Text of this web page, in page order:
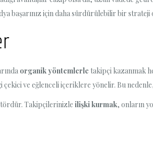
başarınız için daha sürdürülebilir bir strateji
organik yöntemlerle takipçi kazanmak
ve eğlenceli içeriklere yönelir. Bu
Takipçilerinizle ilişki kurmak, onların